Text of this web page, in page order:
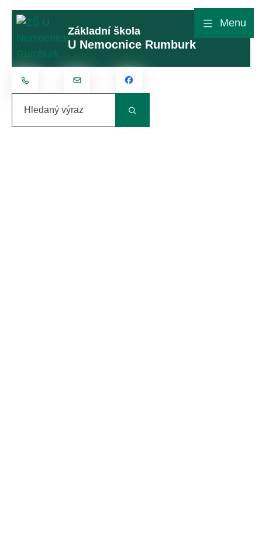
Rovnou na obsah
Rovnou na menu
Základní škola
U Nemocnice Rumburk
+420 412 315 801kontakt@zsunemocnice.cz
Hledaný výraz
Menu